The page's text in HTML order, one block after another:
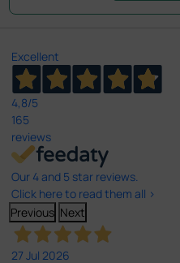
Excellent
4,8/5
165
reviews
Our 4 and 5 star reviews.
Click here to read them all >
Previous Next
27 Jul 2026